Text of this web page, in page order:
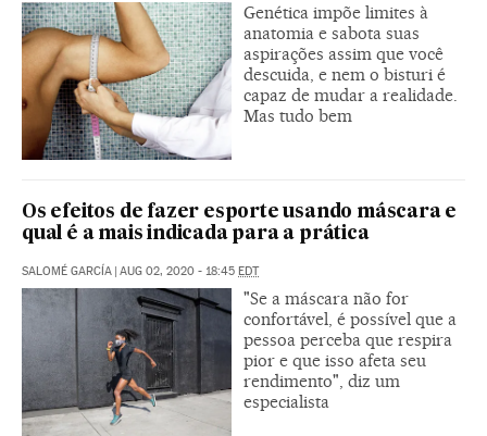
Genética impõe limites à
anatomia e sabota suas
aspirações assim que você
descuida, e nem o bisturi é
capaz de mudar a realidade.
Mas tudo bem
Os efeitos de fazer esporte usando máscara e
qual é a mais indicada para a prática
SALOMÉ GARCÍA | AUG 02, 2020 - 18:45 EDT
"Se a máscara não for
confortável, é possível que a
pessoa perceba que respira
pior e que isso afeta seu
rendimento", diz um
especialista